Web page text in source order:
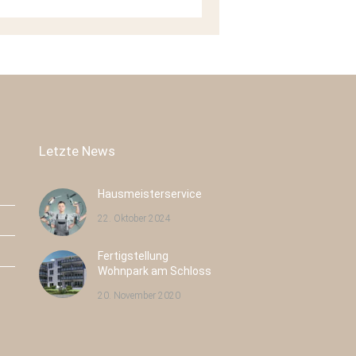
Radeburger Str. 16
Großenhain
8
Letzte News
Hausmeisterservice
22. Oktober 2024
Fertigstellung
Wohnpark am Schloss
20. November 2020